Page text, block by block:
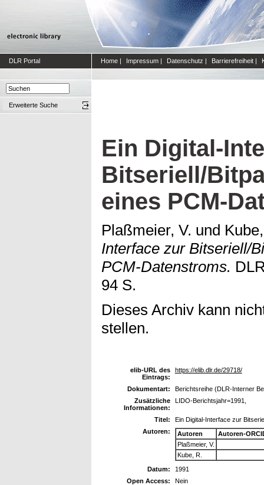
DLR Portal Home | Impressum | Datenschutz | Barrierefreiheit |
Erweiterte Suche
Ein Digital-
Bitseriell/
eines PCM-
Plaßmeier, V. und
Interface zur Bitseriell/
PCM-Datenstroms.
94 S.
Dieses Archiv kann
stellen.
elib-URL des
Eintrags:
https://elib.dlr.de/29718/
Dokumentart:
Berichtsreihe (DLR-Interner
Zusätzliche
Informationen:
LIDO-Berichtsjahr=1991,
Titel:
Ein Digital-Interface zur
Autoren:
Autoren
Autoren-
Plaßmeier, V.
Kube, R.
Datum:
1991
Open Access:
Nein